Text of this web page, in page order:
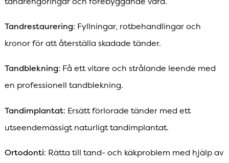
Tandrestaurering: Fyllningar, rotbehandlingar och
kronor för att återställa skadade tänder.
Tandblekning: Få ett vitare och strålande leende med
en professionell tandblekning.
Tandimplantat: Ersätt förlorade tänder med ett
utseendemässigt naturligt tandimplantat.
Ortodonti: Rätta till tand- och käkproblem med hjälp av